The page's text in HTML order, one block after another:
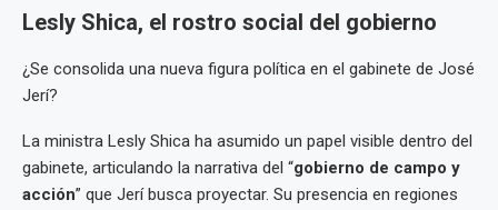
Lesly Shica, el rostro social del gobierno
¿Se consolida una nueva figura política en el gabinete de José
Jerí?
La ministra Lesly Shica ha asumido un papel visible dentro del
gabinete, articulando la narrativa del “gobierno de campo y
acción” que Jerí busca proyectar. Su presencia en regiones